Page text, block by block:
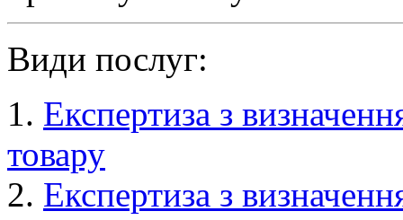
Види послуг:
1. Експертиза з
товару
2. Експертиза з